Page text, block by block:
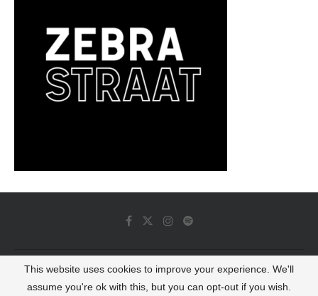
© 2022 - Luminous Dash All Rights Reserved
This website uses cookies to improve your experience. We'll
assume you're ok with this, but you can opt-out if you wish.